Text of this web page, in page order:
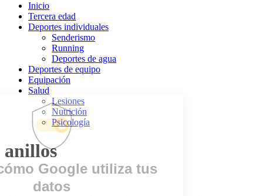
Inicio
Tercera edad
Deportes individuales
Senderismo
Running
Deportes de agua
Deportes de equipo
Equipación
Salud
Lesiones
Nutrición
Psicología
anillos